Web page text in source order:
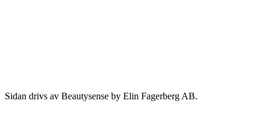
Sidan drivs av Beautysense by Elin Fagerberg AB.